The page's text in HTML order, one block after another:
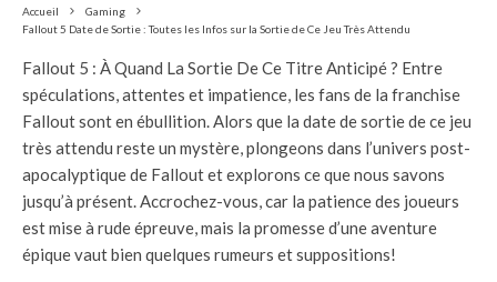
Accueil
Gaming
Fallout 5 Date de Sortie : Toutes les Infos sur la Sortie de Ce Jeu Très Attendu
Fallout 5 : À Quand La Sortie De Ce Titre Anticipé ? Entre
spéculations, attentes et impatience, les fans de la franchise
Fallout sont en ébullition. Alors que la date de sortie de ce jeu
très attendu reste un mystère, plongeons dans l’univers post-
apocalyptique de Fallout et explorons ce que nous savons
jusqu’à présent. Accrochez-vous, car la patience des joueurs
est mise à rude épreuve, mais la promesse d’une aventure
épique vaut bien quelques rumeurs et suppositions!